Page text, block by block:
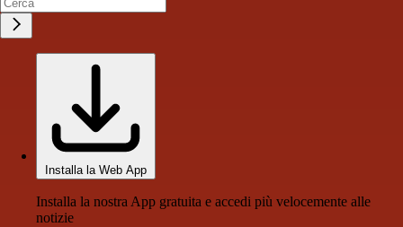
Installa la Web App
Installa la nostra App gratuita e accedi più velocemente alle
notizie